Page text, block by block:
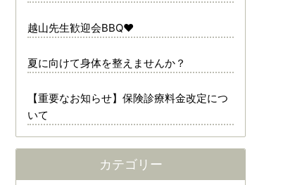
越山先生歓迎会BBQ❤️
夏に向けて身体を整えませんか？
【重要なお知らせ】保険診療料金改定につ
いて
カテゴリー